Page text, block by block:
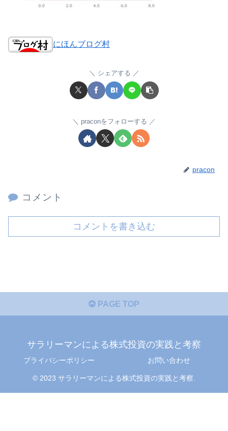
にほんブログ村
シェアする
praconをフォローする
pracon
コメント
コメントを書き込む
PAGE TOP
サラリーマンによる株式投資の実践と考察
プライバシーポリシー お問い合わせ
© 2023 サラリーマンによる株式投資の実践と考察.